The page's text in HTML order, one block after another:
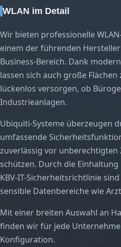
WLAN im Detail
Wir bieten professionelle
einem der führenden
Business-Bereich. Dank
lassen sich auch große
lückenlos versorgen, ob
Industrieanlagen.
Ubiquiti-Systeme überzeugen
umfassende
zuverlässig vor unberechtigten
schützen. Durch die
KBV-IT-Sicherheitsrichtlinie
sensible Datenbereiche wie
Mit einer breiten Auswahl an
finden wir für jede
Konfiguration.